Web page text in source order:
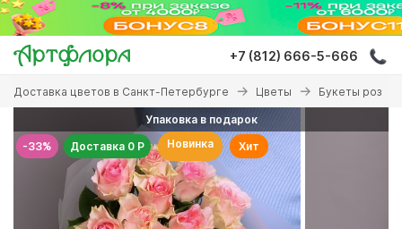
Перейти
основному
содержанию
+7 (812) 666-5-666
Вы
здесь
Доставка цветов в Санкт-Петербурге Цветы Букеты роз
-33%
Упаковка в подарок
Доставка 0 Р
Новинка Хит